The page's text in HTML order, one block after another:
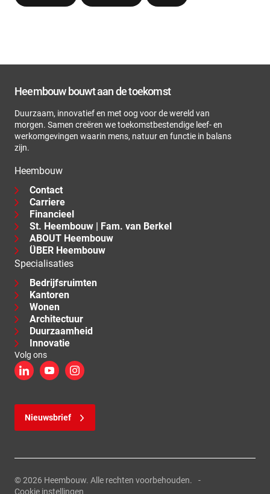
Heembouw bouwt aan de toekomst
Duurzaam, innovatief en met oog voor de wereld van
morgen. Samen creëren we toekomstbestendige leef- en
werkomgevingen waarin mens, natuur en functie in balans
zijn.
Heembouw
Contact
Carriere
Financieel
St. Heembouw | Fam. van Berkel
ABOUT Heembouw
ÜBER Heembouw
Specialisaties
Bedrijfsruimten
Kantoren
Wonen
Architectuur
Duurzaamheid
Innovatie
Volg ons
LinkedInYouTubeInstagram
Nieuwsbrief
© 2026 Heembouw. Alle rechten voorbehouden.
Cookie instellingen